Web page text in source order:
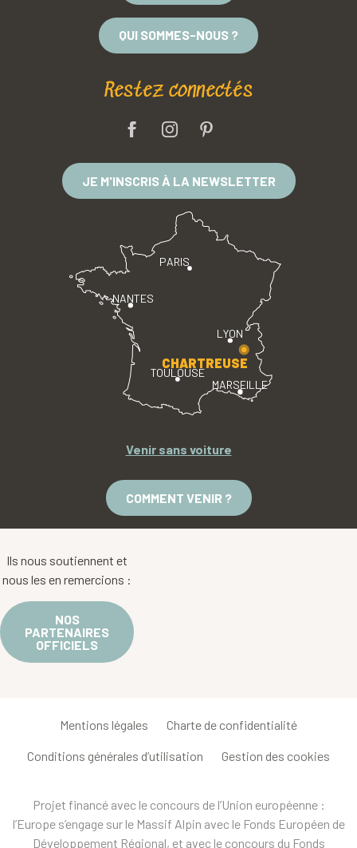
QUI SOMMES-NOUS ?
Restez connectés
JE M'INSCRIS À LA NEWSLETTER
PARIS
LYON
TOULOUSE
MARSEILLE
NANTES
CHARTREUSE
Venir sans voiture
COMMENT VENIR ?
Ils nous soutiennent et
nous les en remercions :
NOS
PARTENAIRES
OFFICIELS
Mentions légales Charte de confidentialité
Conditions générales d’utilisation Gestion des cookies
Projet financé avec le concours de l’Union européenne :
l’Europe s’engage sur le Massif Alpin avec le Fonds Européen de
Développement Régional, et avec le concours du Fonds